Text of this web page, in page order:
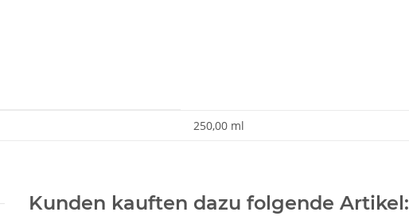
250,00 ml
Kunden kauften dazu folgende Artikel: